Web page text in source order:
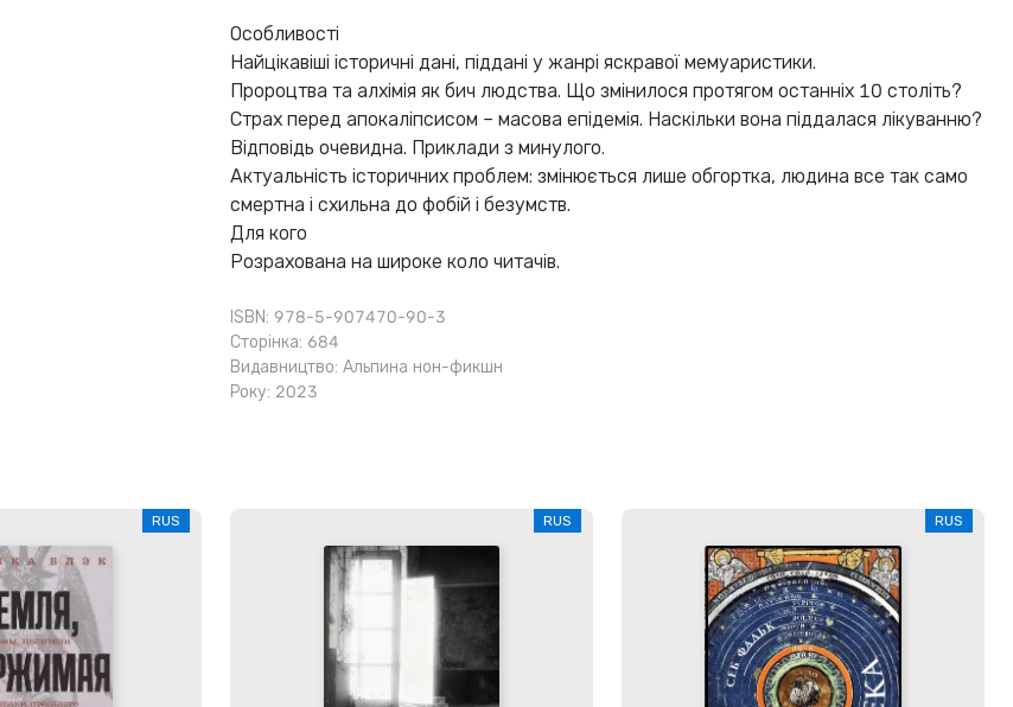
Особливості
Найцікавіші історичні дані, піддані у жанрі яскравої мемуаристики.
Пророцтва та алхімія як бич людства. Що змінилося протягом останніх 10 століть?
Страх перед апокаліпсисом – масова епідемія. Наскільки вона піддалася лікуванню?
Відповідь очевидна. Приклади з минулого.
Актуальність історичних проблем: змінюється лише обгортка, людина все так само
смертна і схильна до фобій і безумств.
Для кого
Розрахована на широке коло читачів.
ISBN: 978-5-907470-90-3
Сторінка: 684
Видавництво: Альпина нон-фикшн
Року: 2023
RUS RUS RUS